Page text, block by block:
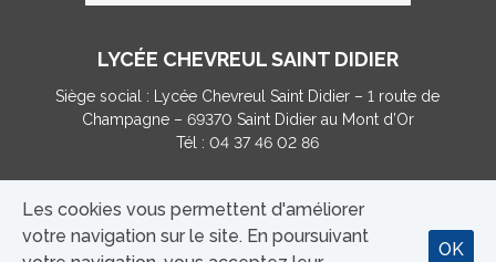
LYCÉE CHEVREUL SAINT DIDIER
Siège social : Lycée Chevreul Saint Didier – 1 route de
Champagne – 69370 Saint Didier au Mont d’Or
Tél : 04 37 46 02 86
MENTIONS LÉGALES | CONTACT
TAXE D’APPRENTISSAGE (...)
Les cookies vous permettent d'améliorer
votre navigation sur le site. En poursuivant
OK